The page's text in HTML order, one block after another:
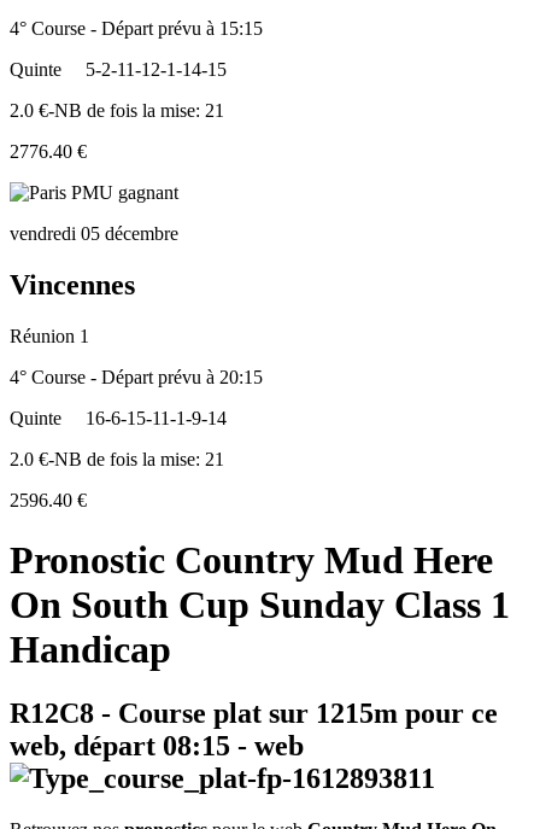
4° Course - Départ prévu à 15:15
Quinte
5-2-11-12-1-14-15
2.0 €-NB de fois la mise: 21
2776.40 €
vendredi 05 décembre
Vincennes
Réunion 1
4° Course - Départ prévu à 20:15
Quinte
16-6-15-11-1-9-14
2.0 €-NB de fois la mise: 21
2596.40 €
Pronostic Country Mud Here
On South Cup Sunday Class 1
Handicap
R12C8 - Course plat sur 1215m pour ce
web, départ 08:15 - web